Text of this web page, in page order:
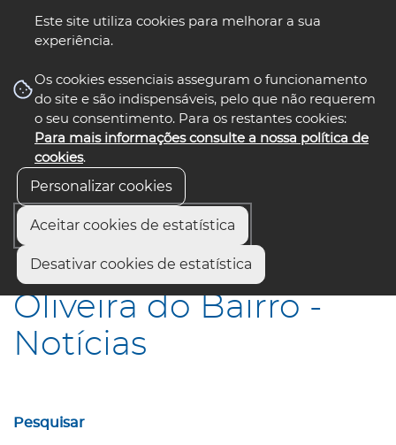
Este site utiliza cookies para melhorar a sua
experiência.
Os cookies essenciais asseguram o funcionamento
do site e são indispensáveis, pelo que não requerem
o seu consentimento. Para os restantes cookies:
Para mais informações consulte a nossa política de
cookies.
Personalizar cookies
Aceitar cookies de estatística
Desativar cookies de estatística
nos select language
Início Oliveira do Bairro - Notícias
Oliveira do Bairro -
Notícias
Pesquisar